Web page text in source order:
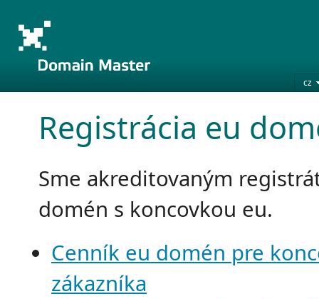
cz
Registrácia eu
Sme akreditovaným
domén s koncovkou eu.
Cenník eu domén pre
zákazníka